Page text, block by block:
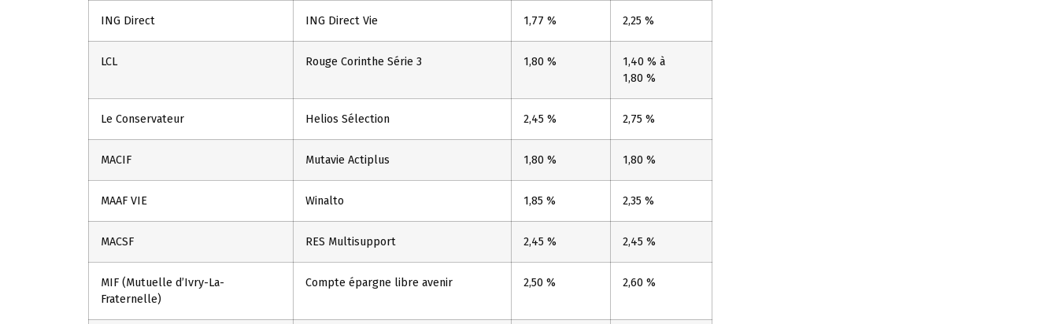
ING Direct ING Direct Vie 1,77 % 2,25 %
LCL Rouge Corinthe Série 3 1,80 %
1,40 % à
1,80 %
Le Conservateur Helios Sélection 2,45 % 2,75 %
MACIF Mutavie Actiplus 1,80 % 1,80 %
MAAF VIE Winalto 1,85 % 2,35 %
MACSF RES Multisupport 2,45 % 2,45 %
MIF (Mutuelle d’Ivry-La-
Fraternelle)
Compte épargne libre avenir 2,50 % 2,60 %